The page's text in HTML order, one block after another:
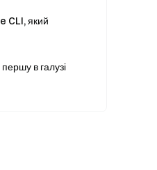
CLI, який
в галузі